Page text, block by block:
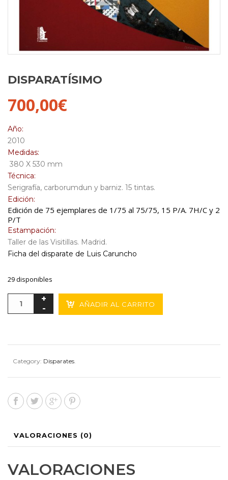
DISPARATÍSIMO
700,00€
Año:
2010
Medidas:
380 X 530 mm
Técnica:
Serigrafía, carborumdun y barniz. 15 tintas.
Edición:
Edición de 75 ejemplares de 1/75 al 75/75, 15 P/A. 7H/C y 2
P/T
Estampación:
Taller de las Visitillas. Madrid.
Ficha del disparate de Luis Caruncho
29 disponibles
AÑADIR AL CARRITO
Category: Disparates.
VALORACIONES (0)
VALORACIONES